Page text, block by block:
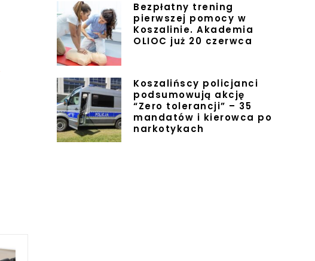
Bezpłatny trening
pierwszej pomocy w
Koszalinie. Akademia
OLIOC już 20 czerwca
Koszalińscy policjanci
podsumowują akcję
“Zero tolerancji” – 35
mandatów i kierowca po
narkotykach